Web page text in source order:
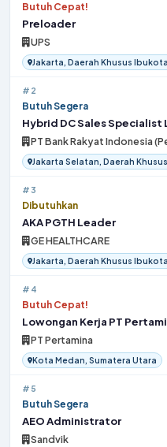
Butuh Cepat!
Preloader
UPS
Jakarta, Daerah Khusus
#2
Butuh Segera
Hybrid DC Sales Specialist
PT Bank Rakyat Indonesia
Jakarta Selatan, Daerah
#3
Dibutuhkan
AKA PGTH Leader
GE HEALTHCARE
Jakarta, Daerah Khusus
#4
Butuh Cepat!
Lowongan Kerja PT
PT Pertamina
Kota Medan, Sumatera Utara
#5
Butuh Segera
AEO Administrator
Sandvik